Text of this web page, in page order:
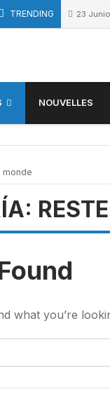
TRENDING 23
NOUVELLES
monde
what you’re